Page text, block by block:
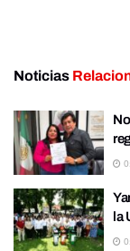
Noticias
la